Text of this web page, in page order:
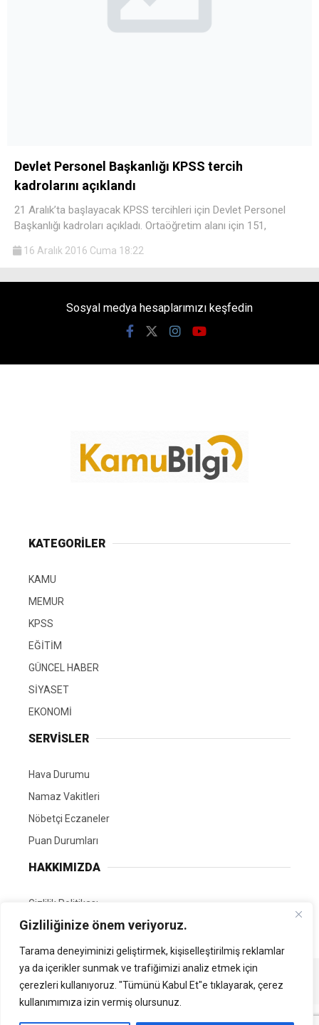
Gizliliğinize önem veriyoruz.
Tarama deneyiminizi geliştirmek, kişiselleştirilmiş reklamlar
ya da içerikler sunmak ve trafiğimizi analiz etmek için
çerezleri kullanıyoruz. "Tümünü Kabul Et"e tıklayarak, çerez
kullanımımıza izin vermiş olursunuz.
Devlet Personel Başkanlığı KPSS tercih
kadrolarını açıklandı
21 Aralık’ta başlayacak KPSS tercihleri için Devlet Personel
Başkanlığı kadroları açıkladı. Ortaöğretim alanı için 151,
16 Aralık 2016 Cuma 18:22
Sosyal medya hesaplarımızı keşfedin
KATEGORİLER
KAMU
MEMUR
KPSS
EĞİTİM
GÜNCEL HABER
SİYASET
EKONOMİ
SERVİSLER
Hava Durumu
Namaz Vakitleri
Nöbetçi Eczaneler
Puan Durumları
HAKKIMIZDA
Gizlilik Politikası
GÖNÜLLÜ EDİTÖRÜMÜZ OL
Tüm Hakları Saklıdır. | Kamubilgi.com | 2026